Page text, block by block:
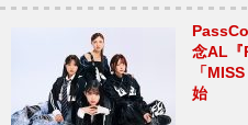
念AL『
「
始